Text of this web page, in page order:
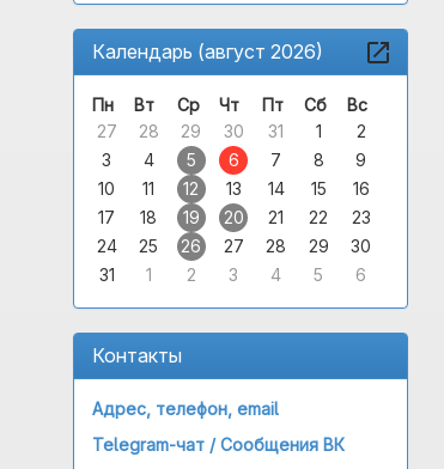
Календарь (август 2026)
Пн Вт Ср Чт Пт Сб
Вс
27
28 29 30 31 1
2
3
4 5 6 7 8
9
10
11 12 13 14 15
16
17
18 19 20 21 22
23
24
25 26 27 28 29
30
31
1 2 3 4 5 6
Контакты
Адрес, телефон, email
Telegram-чат /Сообщения ВК